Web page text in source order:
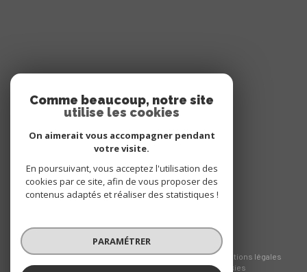
NOUS ADHÉRONS
© 2026 | Tous droits réservés
Nos honoraires
Nos partenaires
Mentions légales
Admin
Politique RGPD Cookies
Comme beaucoup, notre site
utilise les cookies
On aimerait vous accompagner pendant
votre visite.
En poursuivant, vous acceptez l'utilisation des
cookies par ce site, afin de vous proposer des
contenus adaptés et réaliser des statistiques !
PARAMÉTRER